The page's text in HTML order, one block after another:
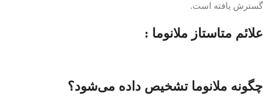
گسترش یافته است.
علائم متاستاز ملانوما :
چگونه ملانوما تشخیص داده می‌شود؟